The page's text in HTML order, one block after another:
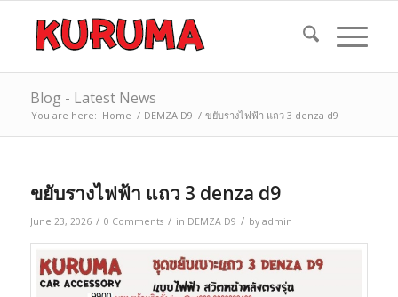
Blog - Latest News
You are here: Home / DEMZA D9 / ขยับรางไฟฟ้า แถว 3 denza d9
ขยับรางไฟฟ้า แถว 3 denza d9
June 23, 2026 / 0 Comments / in DEMZA D9 / by admin